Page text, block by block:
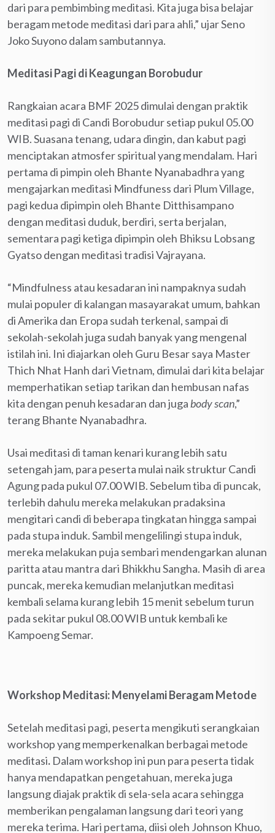
dari para pembimbing meditasi. Kita juga bisa belajar
beragam metode meditasi dari para ahli,” ujar Seno
Joko Suyono dalam sambutannya.
Meditasi Pagi di Keagungan Borobudur
Rangkaian acara BMF 2025 dimulai dengan praktik
meditasi pagi di Candi Borobudur setiap pukul 05.00
WIB. Suasana tenang, udara dingin, dan kabut pagi
menciptakan atmosfer spiritual yang mendalam. Hari
pertama di pimpin oleh Bhante Nyanabadhra yang
mengajarkan meditasi Mindfuness dari Plum Village,
pagi kedua dipimpin oleh Bhante Ditthisampano
dengan meditasi duduk, berdiri, serta berjalan,
sementara pagi ketiga dipimpin oleh Bhiksu Lobsang
Gyatso dengan meditasi tradisi Vajrayana.
“Mindfulness atau kesadaran ini nampaknya sudah
mulai populer di kalangan masayarakat umum, bahkan
di Amerika dan Eropa sudah terkenal, sampai di
sekolah-sekolah juga sudah banyak yang mengenal
istilah ini. Ini diajarkan oleh Guru Besar saya Master
Thich Nhat Hanh dari Vietnam, dimulai dari kita belajar
memperhatikan setiap tarikan dan hembusan nafas
kita dengan penuh kesadaran dan juga body scan,”
terang Bhante Nyanabadhra.
Usai meditasi di taman kenari kurang lebih satu
setengah jam, para peserta mulai naik struktur Candi
Agung pada pukul 07.00 WIB. Sebelum tiba di puncak,
terlebih dahulu mereka melakukan pradaksina
mengitari candi di beberapa tingkatan hingga sampai
pada stupa induk. Sambil mengelilingi stupa induk,
mereka melakukan puja sembari mendengarkan alunan
paritta atau mantra dari Bhikkhu Sangha. Masih di area
puncak, mereka kemudian melanjutkan meditasi
kembali selama kurang lebih 15 menit sebelum turun
pada sekitar pukul 08.00 WIB untuk kembali ke
Kampoeng Semar.
Workshop Meditasi: Menyelami Beragam Metode
Setelah meditasi pagi, peserta mengikuti serangkaian
workshop yang memperkenalkan berbagai metode
meditasi. Dalam workshop ini pun para peserta tidak
hanya mendapatkan pengetahuan, mereka juga
langsung diajak praktik di sela-sela acara sehingga
memberikan pengalaman langsung dari teori yang
mereka terima. Hari pertama, diisi oleh Johnson Khuo,